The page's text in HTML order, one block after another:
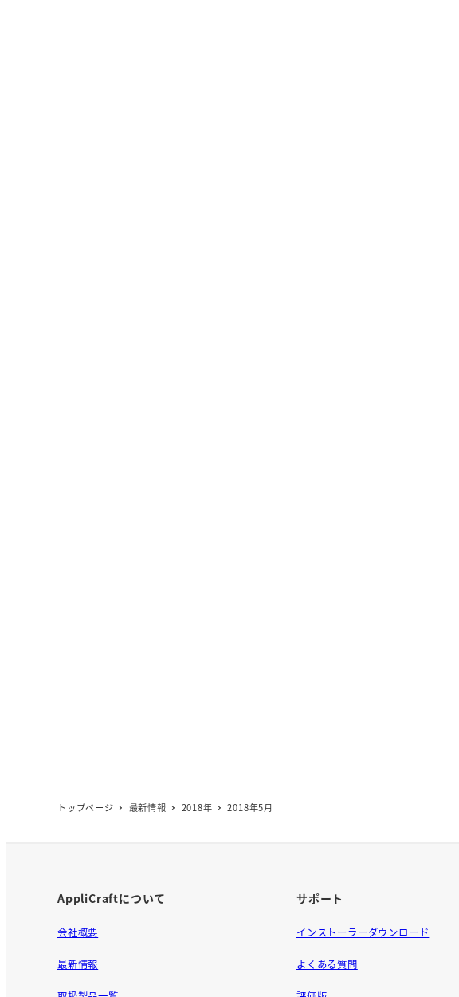
トップページ 最新情報 2018年 2018年5月
AppliCraftについて
会社概要
最新情報
サポート
インストーラーダウンロード
よくある質問